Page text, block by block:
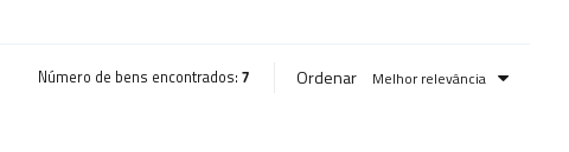
Número de bens encontrados:7 Ordenar Melhor relevância